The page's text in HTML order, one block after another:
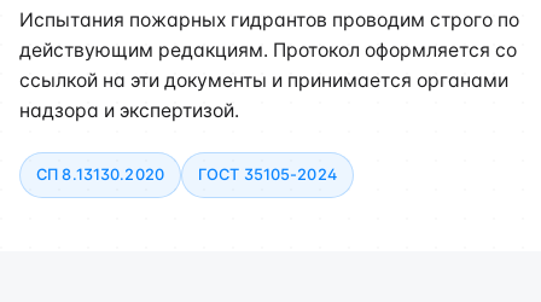
Испытания пожарных гидрантов проводим строго по
действующим редакциям. Протокол оформляется со
ссылкой на эти документы и принимается органами
надзора и экспертизой.
СП 8.13130.2020 ГОСТ 35105-2024